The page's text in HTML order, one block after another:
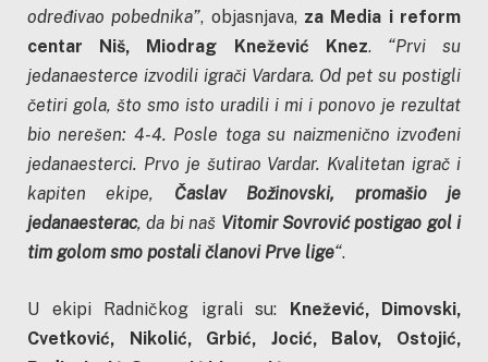
određivao pobednika”, objasnjava, za Media i reform
centar Niš, Miodrag Knežević Knez. “Prvi su
jedanaesterce izvodili igrači Vardara. Od pet su postigli
četiri gola, što smo isto uradili i mi i ponovo je rezultat
bio nerešen: 4-4. Posle toga su naizmenično izvođeni
jedanaesterci. Prvo je šutirao Vardar. Kvalitetan igrač i
kapiten ekipe, Časlav Božinovski, promašio je
jedanaesterac, da bi naš Vitomir Sovrović postigao gol i
tim golom smo postali članovi Prve lige“.
U ekipi Radničkog igrali su: Knežević, Dimovski,
Cvetković, Nikolić, Grbić, Jocić, Balov, Ostojić,